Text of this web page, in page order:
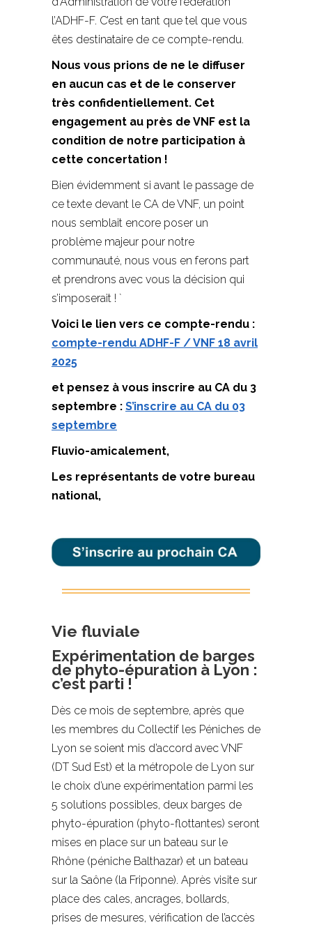
l’ADHF-F. C’est en tant que tel que vous
êtes destinataire de ce compte-rendu.
Nous vous prions de ne le diffuser
en aucun cas et de le conserver
très confidentiellement. Cet
engagement au près de VNF est la
condition de notre participation à
cette concertation !
Bien évidemment si avant le passage de
ce texte devant le CA de VNF, un point
nous semblait encore poser un
problème majeur pour notre
communauté, nous vous en ferons part
et prendrons avec vous la décision qui
s’imposerait ! `
Voici le lien vers ce compte-rendu :
compte-rendu ADHF-F / VNF 18 avril
2025
et pensez à vous inscrire au CA du 3
septembre : S’inscrire au CA du 03
septembre
Fluvio-amicalement,
Les représentants de votre bureau
national,
Vie fluviale
Expérimentation de barges
de phyto-épuration à Lyon :
c’est parti !
Dès ce mois de septembre, après que
les membres du Collectif les Péniches de
Lyon se soient mis d’accord avec VNF
(DT Sud Est) et la métropole de Lyon sur
le choix d’une expérimentation parmi les
5 solutions possibles, deux barges de
phyto-épuration (phyto-flottantes) seront
mises en place sur un bateau sur le
Rhône (péniche Balthazar) et un bateau
sur la Saône (la Friponne). Après visite sur
place des cales, ancrages, bollards,
prises de mesures, vérification de l’accès